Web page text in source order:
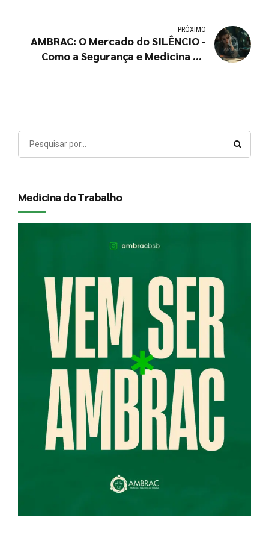
PRÓXIMO
AMBRAC: O Mercado do SILÊNCIO -
Como a Segurança e Medicina do
Medicina do Trabalho